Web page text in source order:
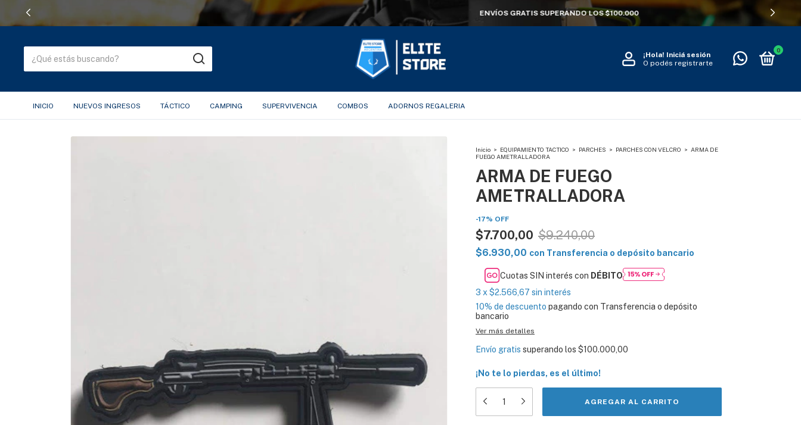
ENVÍOS GRATIS SUPERANDO LOS $100.000
¡Hola! Iniciá sesión
O podés registrarte
0
INICIO NUEVOS INGRESOS TÁCTICO CAMPING SUPERVIVENCIA COMBOS ADORNOS REGALERIA
Inicio > EQUIPAMIENTO TACTICO > PARCHES > PARCHES CON VELCRO > ARMA DE
FUEGO AMETRALLADORA
ARMA DE FUEGO
AMETRALLADORA
-17% OFF
$7.700,00 $9.240,00
$6.930,00 con Transferencia o depósito bancario
Cuotas SIN interés con DÉBITO
3 x $2.566,67 sin interés
10% de descuento pagando con Transferencia o depósito
bancario
Ver más detalles
Envío gratis superando los $100.000,00
¡No te lo pierdas, es el último!